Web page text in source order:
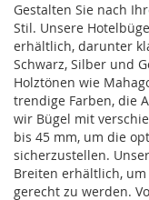
Gestalten Sie nach
Stil. Unsere
erhältlich, darunter
Schwarz, Silber und
Holztönen wie
trendige Farben, die
wir Bügel mit
bis 45 mm, um die
sicherzustellen.
Breiten erhältlich,
gerecht zu werden.